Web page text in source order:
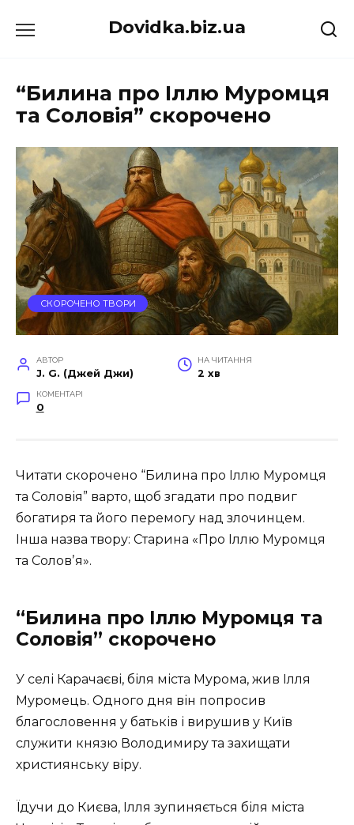
до
Dovidka.biz.ua
“Билина про Іллю Муромця
та Соловія” скорочено
СКОРОЧЕНО ТВОРИ
АВТОР
J. G. (Джей Джи)
НА ЧИТАННЯ
2 хв
КОМЕНТАРІ
0
Читати скорочено “Билина про Іллю Муромця
та Соловія” варто, щоб згадати про подвиг
богатиря та його перемогу над злочинцем.
Інша назва твору: Старина «Про Іллю Муромця
та Соловʼя».
“Билина про Іллю Муромця та
Соловія” скорочено
У селі Карачаєві, біля міста Мурома, жив Ілля
Муромець. Одного дня він попросив
благословення у батьків і вирушив у Київ
служити князю Володимиру та захищати
християнську віру.
Їдучи до Києва, Ілля зупиняється біля міста